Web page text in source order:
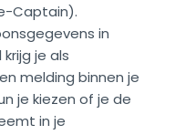
Captain).
in
je als
melding binnen je
je kiezen of je de
in je